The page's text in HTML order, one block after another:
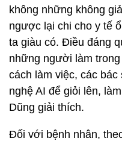
không những không
ngược lại chi cho y tế
ta giàu có. Điều đáng
những người làm
cách làm việc, các
nghệ AI để giỏi lên,
Dũng giải thích.
Đối với bệnh nhân,